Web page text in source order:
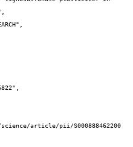
article/pii/S000888462200